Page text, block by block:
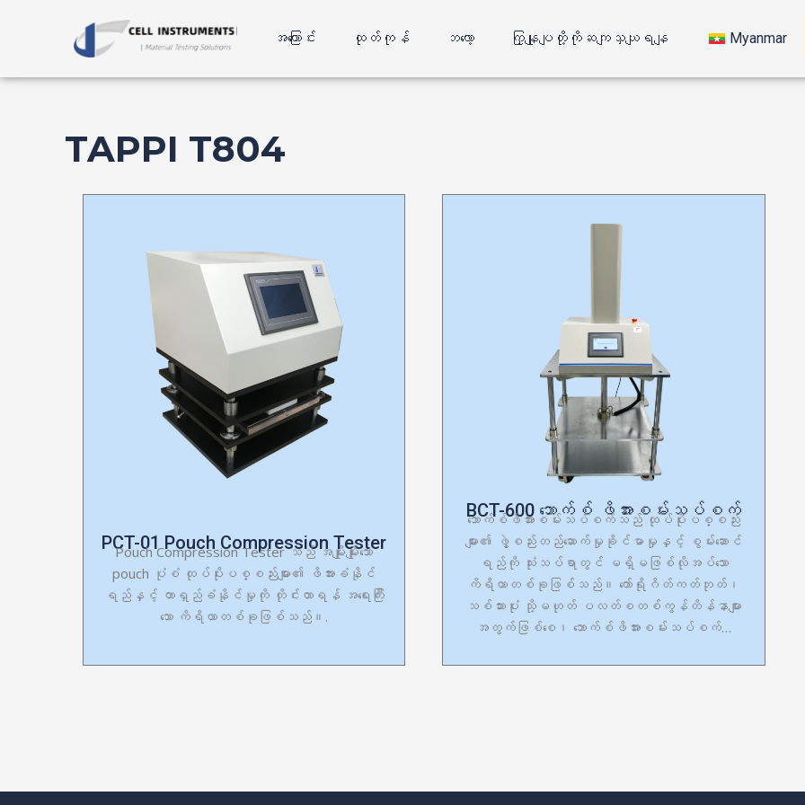
ပါ။
အကြောင်း ထုတ်ကုန် ဘလော့ ကြှနျုပျတို့ကိုဆကျသှယျရနျ Myanmar
TAPPI T804
PCT-01 Pouch Compression Tester
Pouch Compression Tester သည် အမျိုးမျိုးသော
pouch ပုံစံ ထုပ်ပိုးပစ္စည်းများ၏ ဖိအားခံနိုင်
ရည်နှင့် တာရှည်ခံနိုင်မှုကို တိုင်းတာရန် အရေးကြီး
သော ကိရိယာတစ်ခုဖြစ်သည်။.
BCT-600 ဘောက်စ် ဖိအားစမ်းသပ်စက်
ဘောက်စ်ဖိအားစမ်းသပ်စက်သည် ထုပ်ပိုးပစ္စည်း
များ၏ ဖွဲ့စည်းတည်ဆောက်မှုခိုင်မာမှုနှင့် စွမ်းဆောင်
ရည်ကို သုံးသပ်ရာတွင် မရှိမဖြစ်လိုအပ်သော
ကိရိယာတစ်ခုဖြစ်သည်။ ကော်ရိုဂိတ်ကတ်ဘုတ်၊
သစ်သားပုံး သို့မဟုတ် ပလတ်စတစ်ကွန်တိန်နာများ
အတွက်ဖြစ်စေ၊ ဘောက်စ်ဖိအားစမ်းသပ်စက်…